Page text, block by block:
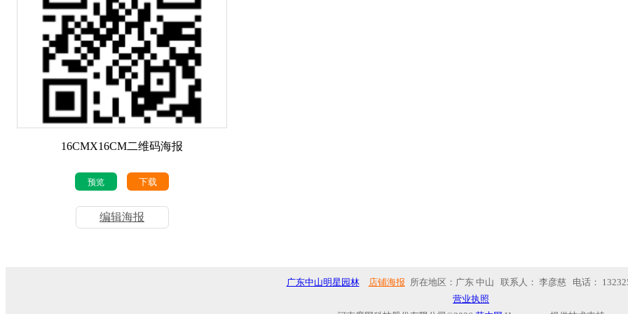
16CMX16CM二维码海报
预览 下载
编辑海报
广东中山明星园林 店铺海报 所在地区：广东 中山 联系人： 李彦慈 电话：
营业执照